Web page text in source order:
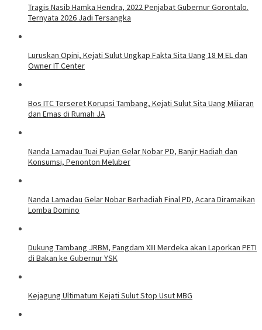
Tragis Nasib Hamka Hendra, 2022 Penjabat Gubernur Gorontalo.
Ternyata 2026 Jadi Tersangka
Luruskan Opini, Kejati Sulut Ungkap Fakta Sita Uang 18 M EL dan
Owner IT Center
Bos ITC Terseret Korupsi Tambang, Kejati Sulut Sita Uang Miliaran
dan Emas di Rumah JA
Nanda Lamadau Tuai Pujian Gelar Nobar PD, Banjir Hadiah dan
Konsumsi, Penonton Meluber
Nanda Lamadau Gelar Nobar Berhadiah Final PD, Acara Diramaikan
Lomba Domino
Dukung Tambang JRBM, Pangdam XIII Merdeka akan Laporkan PETI
di Bakan ke Gubernur YSK
Kejagung Ultimatum Kejati Sulut Stop Usut MBG